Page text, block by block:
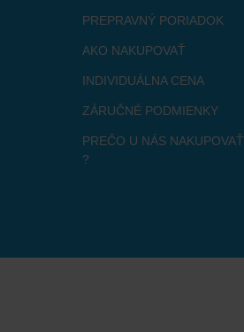
PREPRAVNÝ PORIADOK
AKO NAKUPOVAŤ
INDIVIDUÁLNA CENA
ZÁRUČNÉ PODMIENKY
PREČO U NÁS NAKUPOVAŤ
?